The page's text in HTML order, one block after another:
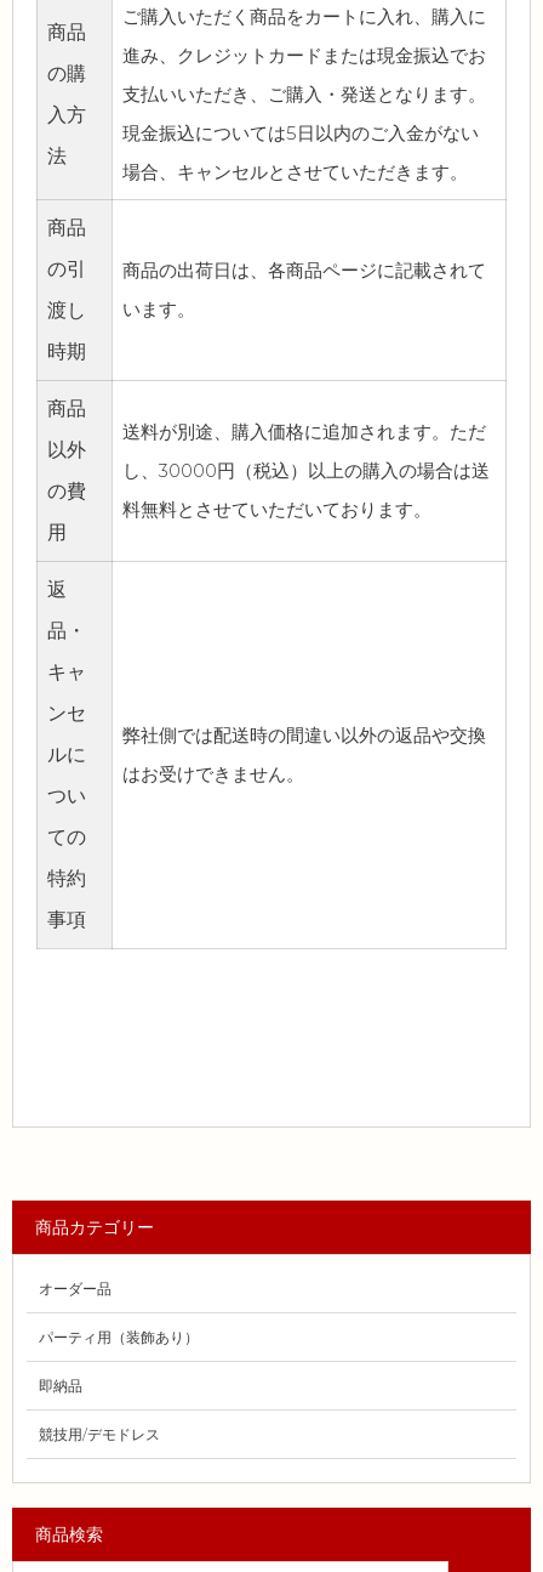
商品
の購
入方
法
ご購入いただく商品をカートに入れ、購入に
進み、クレジットカードまたは現金振込でお
支払いいただき、ご購入・発送となります。
現金振込については5日以内のご入金がない
場合、キャンセルとさせていただきます。
商品
の引
渡し
時期
商品の出荷日は、各商品ページに記載されて
います。
商品
以外
の費
用
送料が別途、購入価格に追加されます。ただ
し、30000円（税込）以上の購入の場合は送
料無料とさせていただいております。
返
品・
キャ
ンセ
ルに
つい
ての
特約
事項
弊社側では配送時の間違い以外の返品や交換
はお受けできません。
商品カテゴリー
オーダー品
パーティ用（装飾あり）
即納品
競技用/デモドレス
商品検索